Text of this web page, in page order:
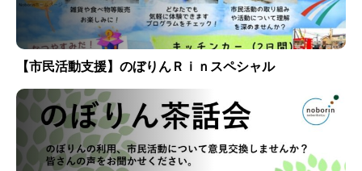
【市民活動支援】のぼりんＲｉｎスペシャル